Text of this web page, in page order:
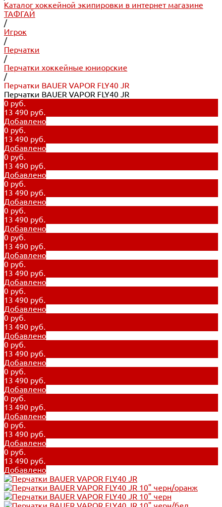
Каталог хоккейной экипировки в интернет магазине
ТАФГАЙ
/
Игрок
/
Перчатки
/
Перчатки хоккейные юниорские
/
Перчатки BAUER VAPOR FLY40 JR
Перчатки BAUER VAPOR FLY40 JR
0 руб.
13 490 руб.
Добавлено
0 руб.
13 490 руб.
Добавлено
0 руб.
13 490 руб.
Добавлено
0 руб.
13 490 руб.
Добавлено
0 руб.
13 490 руб.
Добавлено
0 руб.
13 490 руб.
Добавлено
0 руб.
13 490 руб.
Добавлено
0 руб.
13 490 руб.
Добавлено
0 руб.
13 490 руб.
Добавлено
0 руб.
13 490 руб.
Добавлено
0 руб.
13 490 руб.
Добавлено
0 руб.
13 490 руб.
Добавлено
0 руб.
13 490 руб.
Добавлено
0 руб.
13 490 руб.
Добавлено